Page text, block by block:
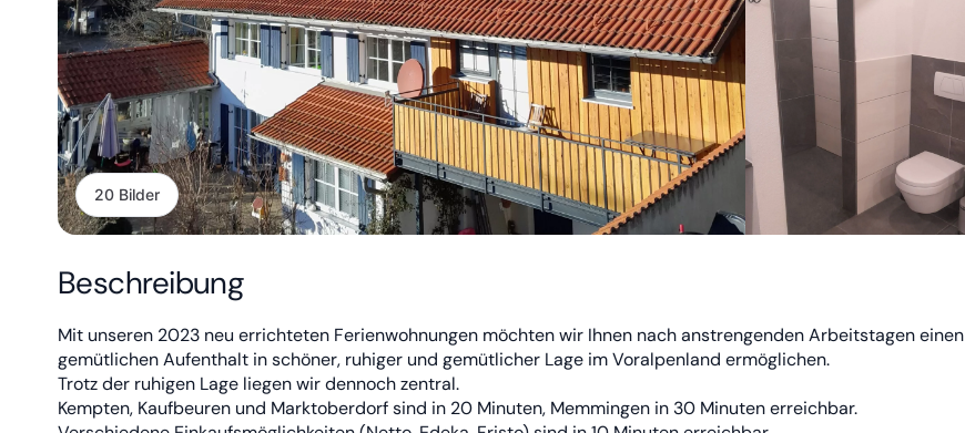
20 Bilder
Beschreibung
Mit unseren 2023 neu errichteten Ferienwohnungen möchten wir Ihnen nach anstrengenden Arbeitstagen einen
gemütlichen Aufenthalt in schöner, ruhiger und gemütlicher Lage im Voralpenland ermöglichen.
Trotz der ruhigen Lage liegen wir dennoch zentral.
Kempten, Kaufbeuren und Marktoberdorf sind in 20 Minuten, Memmingen in 30 Minuten erreichbar.